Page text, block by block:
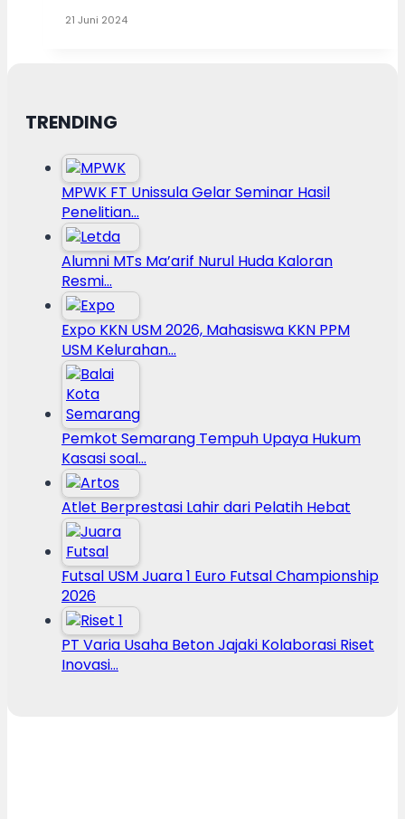
21 Juni 2024
TRENDING
MPWK FT Unissula Gelar Seminar Hasil
Penelitian…
Alumni MTs Ma’arif Nurul Huda Kaloran
Resmi…
Expo KKN USM 2026, Mahasiswa KKN PPM
USM Kelurahan…
Pemkot Semarang Tempuh Upaya Hukum
Kasasi soal…
Atlet Berprestasi Lahir dari Pelatih Hebat
Futsal USM Juara 1 Euro Futsal Championship
2026
PT Varia Usaha Beton Jajaki Kolaborasi Riset
Inovasi…